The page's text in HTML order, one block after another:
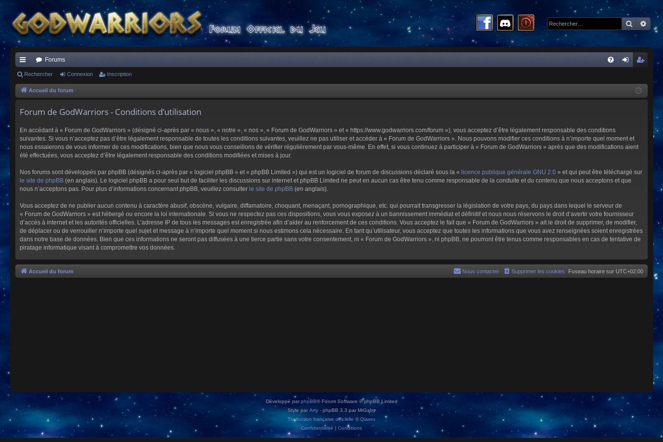
ac
co
s
Forums
cri
Rechercher Connexion Inscription
Accueil du forum
Forum de GodWarriors - Conditions d’utilisation
En accédant à « Forum de GodWarriors » (désigné ci-après par « nous », « notre », « nos », « Forum de GodWarriors » et « https://www.godwarriors.com/forum »), vous acceptez d’être légalement responsable des conditions
suivantes. Si vous n’acceptez pas d’être légalement responsable de toutes les conditions suivantes, veuillez ne pas utiliser et accéder à « Forum de GodWarriors ». Nous pouvons modifier ces conditions à n’importe quel moment et
nous essaierons de vous informer de ces modifications, bien que nous vous conseillons de vérifier régulièrement par vous-même. En effet, si vous continuez à participer à « Forum de GodWarriors » après que des modifications aient
été effectuées, vous acceptez d’être légalement responsable des conditions modifiées et mises à jour.
Nos forums sont développés par phpBB (désignés ci-après par « logiciel phpBB » et « phpBB Limited ») qui est un logiciel de forum de discussions déclaré sous la « licence publique générale GNU 2.0 » et qui peut être téléchargé sur
le site de phpBB (en anglais). Le logiciel phpBB a pour seul but de faciliter les discussions sur internet et phpBB Limited ne peut en aucun cas être tenu comme responsable de la conduite et du contenu que nous acceptons et que
nous n’acceptons pas. Pour plus d’informations concernant phpBB, veuillez consulter le site de phpBB (en anglais).
Vous acceptez de ne publier aucun contenu à caractère abusif, obscène, vulgaire, diffamatoire, choquant, menaçant, pornographique, etc. qui pourrait transgresser la législation de votre pays, du pays dans lequel le serveur de
« Forum de GodWarriors » est hébergé ou encore la loi internationale. Si vous ne respectez pas ces dispositions, vous vous exposez à un bannissement immédiat et définitif et nous nous réservons le droit d’avertir votre fournisseur
d’accès à internet et les autorités officielles. L’adresse IP de tous les messages est enregistrée afin d’aider au renforcement de ces conditions. Vous acceptez le fait que « Forum de GodWarriors » ait le droit de supprimer, de modifier,
de déplacer ou de verrouiller n’importe quel sujet et message à n’importe quel moment si nous estimons cela nécessaire. En tant qu’utilisateur, vous acceptez que toutes les informations que vous avez renseignées soient enregistrées
dans notre base de données. Bien que ces informations ne seront pas diffusées à une tierce partie sans votre consentement, ni « Forum de GodWarriors », ni phpBB, ne pourront être tenus comme responsables en cas de tentative de
piratage informatique visant à compromettre vos données.
Accueil du forum Fuseau horaire sur UTC+02:00
Supprimer les cookies
Nous contacter
Développé parphpBB® Forum Software © phpBB Limited
Style par Arty - phpBB 3.3 par MrGaby
Traduction française officielle ©Qiaeru
Confidentialité | Conditions